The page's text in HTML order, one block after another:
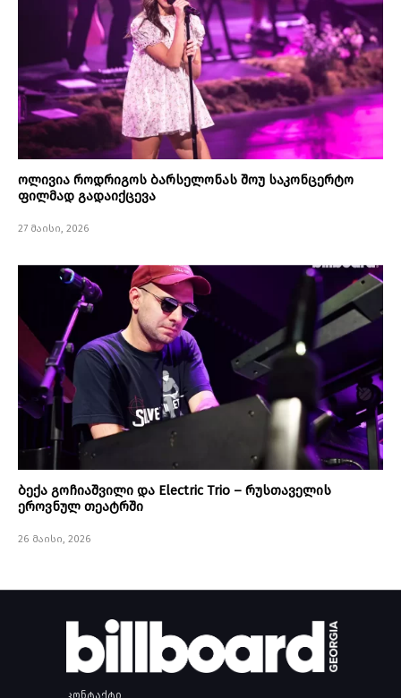
ოლივია როდრიგოს ბარსელონას შოუ საკონცერტო
ფილმად გადაიქცევა
27 მაისი, 2026
ბექა გოჩიაშვილი და Electric Trio – რუსთაველის
ეროვნულ თეატრში
26 მაისი, 2026